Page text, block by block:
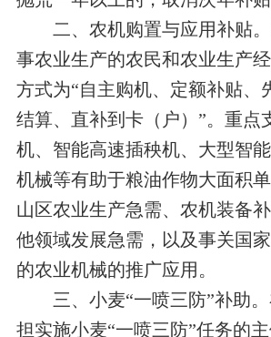
二、农机购置与应用补贴。
事农业生产的农民和农业生产
方式为“自主购机、定额补贴、
结算、直补到卡（户）”。重点
机、智能高速插秧机、大型智
机械等有助于粮油作物大面积
山区农业生产急需、农机装备
他领域发展急需，以及事关国
的农业机械的推广应用。
三、小麦“一喷三防”补助。
担实施小麦“一喷三防”任务的